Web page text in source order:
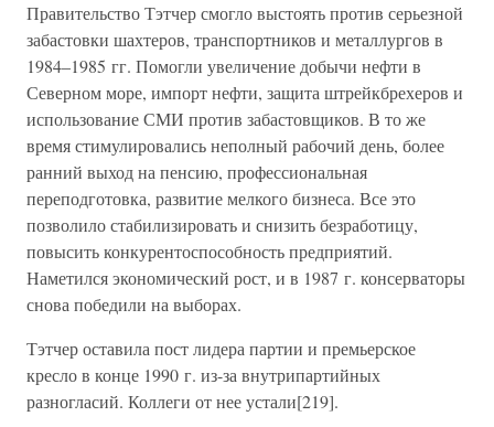
Правительство Тэтчер смогло выстоять против серьезной
забастовки шахтеров, транспортников и металлургов в
1984–1985 гг. Помогли увеличение добычи нефти в
Северном море, импорт нефти, защита штрейкбрехеров и
использование СМИ против забастовщиков. В то же
время стимулировались неполный рабочий день, более
ранний выход на пенсию, профессиональная
переподготовка, развитие мелкого бизнеса. Все это
позволило стабилизировать и снизить безработицу,
повысить конкурентоспособность предприятий.
Наметился экономический рост, и в 1987 г. консерваторы
снова победили на выборах.
Тэтчер оставила пост лидера партии и премьерское
кресло в конце 1990 г. из-за внутрипартийных
разногласий. Коллеги от нее устали[219].